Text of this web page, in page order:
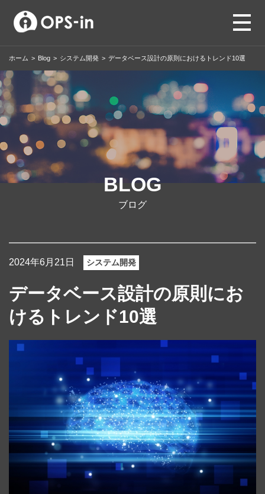
ホーム > Blog > システム開発 > データベース設計の原則におけるトレンド10選
BLOG
ブログ
2024年6月21日 システム開発
データベース設計の原則にお
けるトレンド10選